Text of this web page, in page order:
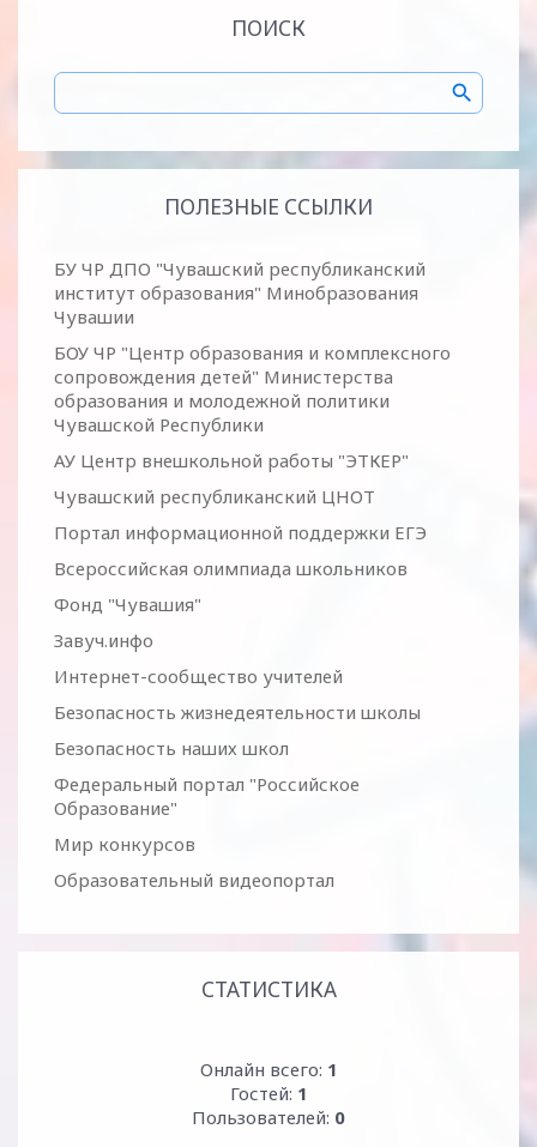
ПОИСК
ПОЛЕЗНЫЕ ССЫЛКИ
БУ ЧР ДПО "Чувашский республиканский
институт образования" Минобразования
Чувашии
БОУ ЧР "Центр образования и комплексного
сопровождения детей" Министерства
образования и молодежной политики
Чувашской Республики
АУ Центр внешкольной работы "ЭТКЕР"
Чувашский республиканский ЦНОТ
Портал информационной поддержки ЕГЭ
Всероссийская олимпиада школьников
Фонд "Чувашия"
Завуч.инфо
Интернет-сообщество учителей
Безопасность жизнедеятельности школы
Безопасность наших школ
Федеральный портал "Российское
Образование"
Мир конкурсов
Образовательный видеопортал
СТАТИСТИКА
Онлайн всего: 1
Гостей: 1
Пользователей: 0